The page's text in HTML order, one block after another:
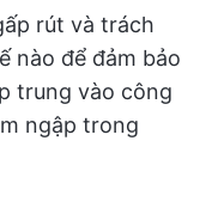
rút và trách
nào để đảm bảo
trung vào công
ngập trong